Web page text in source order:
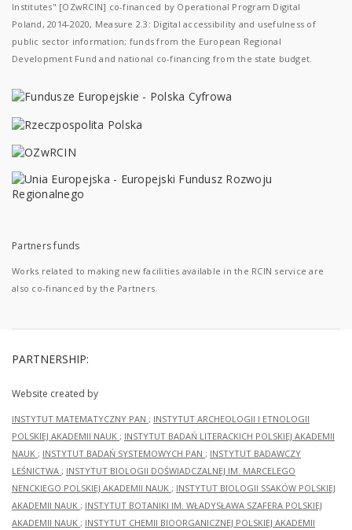
Institutes" [OZwRCIN] co-financed by Operational Program Digital
Poland, 2014-2020, Measure 2.3: Digital accessibility and usefulness of
public sector information; funds from the European Regional
Development Fund and national co-financing from the state budget.
Partners funds
Works related to making new facilities available in the RCIN service are
also co-financed by the Partners.
PARTNERSHIP:
Website created by
INSTYTUT MATEMATYCZNY PAN ; INSTYTUT ARCHEOLOGII I ETNOLOGII
POLSKIEJ AKADEMII NAUK ; INSTYTUT BADAŃ LITERACKICH POLSKIEJ AKADEMII
NAUK ; INSTYTUT BADAŃ SYSTEMOWYCH PAN ; INSTYTUT BADAWCZY
LEŚNICTWA ; INSTYTUT BIOLOGII DOŚWIADCZALNEJ IM. MARCELEGO
NENCKIEGO POLSKIEJ AKADEMII NAUK ; INSTYTUT BIOLOGII SSAKÓW POLSKIEJ
AKADEMII NAUK ; INSTYTUT BOTANIKI IM. WŁADYSŁAWA SZAFERA POLSKIEJ
AKADEMII NAUK ; INSTYTUT CHEMII BIOORGANICZNEJ POLSKIEJ AKADEMII